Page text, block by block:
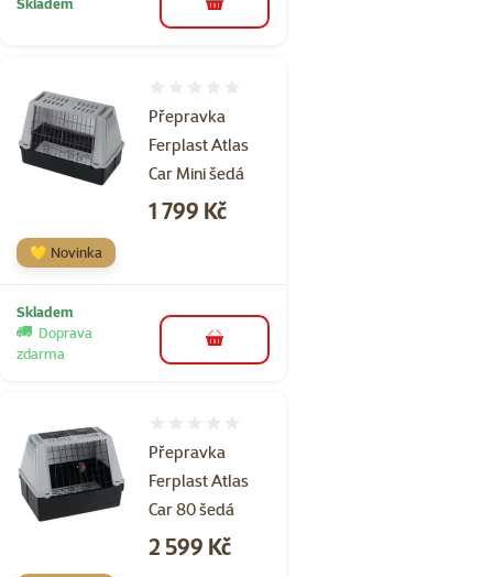
do košíku
Přepravka
Ferplast Atlas
Car Mini šedá
Cena
1 799 Kč
💛 Novinka
Skladem
Doprava
zdarma
do košíku
Přepravka
Ferplast Atlas
Car 80 šedá
Cena
2 599 Kč